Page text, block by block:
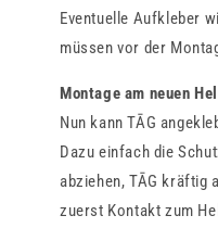
Eventuelle Aufkleber
müssen vor der
Montage am neuen
Nun kann TĀG
Dazu einfach die
abziehen, TĀG kräftig
zuerst Kontakt zum